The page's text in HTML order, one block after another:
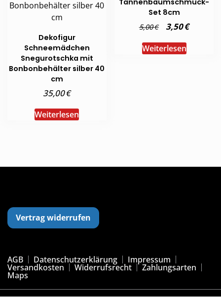
Dekofigur
Schneemädchen
Snegurotschka mit
Bonbonbehälter silber 40
cm
35,00€
Weiterlesen
Set 8cm
5,00€ Ursprünglicher
Preis
war:
5,00 €
3,50€
Preis
Weiterlesen
Vertrag widerrufen
AGB Datenschutzerklärung Impressum
Versandkosten Widerrufsrecht Zahlungsarten
Maps